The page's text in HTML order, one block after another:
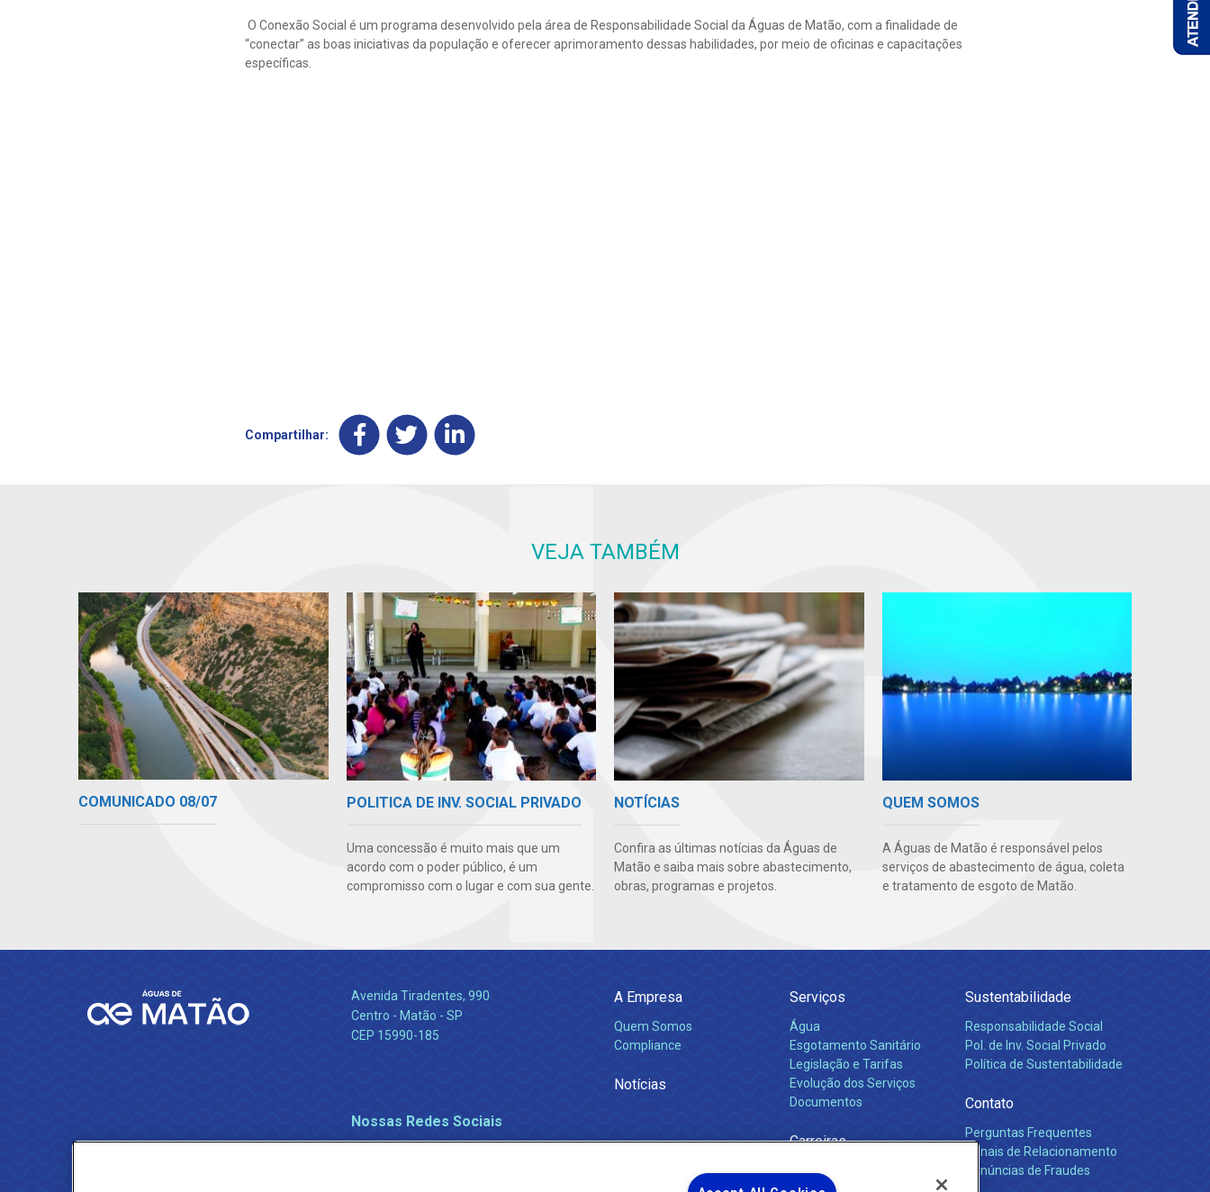
O Conexão Social é um programa desenvolvido pela área de Responsabilidade Social da Águas de Matão, com a finalidade de
“conectar” as boas iniciativas da população e oferecer aprimoramento dessas habilidades, por meio de oficinas e capacitações
específicas.
Compartilhar:
VEJA TAMBÉM
COMUNICADO 08/07 POLITICA DE INV. SOCIAL PRIVADO
Uma concessão é muito mais que um
acordo com o poder público, é um
compromisso com o lugar e com sua gente.
NOTÍCIAS
Confira as últimas notícias da Águas de
Matão e saiba mais sobre abastecimento,
obras, programas e projetos.
QUEM SOMOS
A Águas de Matão é responsável pelos
serviços de abastecimento de água, coleta
e tratamento de esgoto de Matão.
Avenida Tiradentes, 990
Centro - Matão - SP
CEP 15990-185
Nossas Redes Sociais
A Empresa
Quem Somos
Compliance
Notícias
Serviços
Água
Esgotamento Sanitário
Legislação e Tarifas
Evolução dos Serviços
Documentos
Carreiras
Sustentabilidade
Responsabilidade Social
Pol. de Inv. Social Privado
Política de Sustentabilidade
Contato
Perguntas Frequentes
Canais de Relacionamento
Denúncias de Fraudes